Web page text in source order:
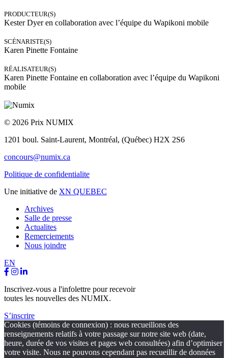
PRODUCTEUR(S)
Kester Dyer en collaboration avec l’équipe du Wapikoni mobile
SCÉNARISTE(S)
Karen Pinette Fontaine
RÉALISATEUR(S)
Karen Pinette Fontaine en collaboration avec l’équipe du Wapikoni
mobile
© 2026 Prix NUMIX
1201 boul. Saint-Laurent, Montréal, (Québec) H2X 2S6
concours@numix.ca
Politique de confidentialite
Une initiative de XN QUEBEC
Archives
Salle de presse
Actualites
Remerciements
Nous joindre
EN
Inscrivez-vous a l'infolettre pour recevoir
toutes les nouvelles des NUMIX.
S’inscrire
Cookies (témoins de connexion) : nous recueillons des
renseignements relatifs à votre passage sur notre site web (date,
heure, durée de vos visites et pages web consultées) afin d’optimiser
votre visite. Nous ne pouvons cependant pas recueillir de données